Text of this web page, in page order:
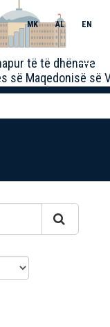
të të dhënave
së Maqedonisë së
MK AL EN
Toggle